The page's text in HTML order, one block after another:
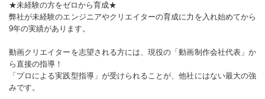
★未経験の方をゼロから育成★
弊社が未経験のエンジニアやクリエイターの育成に力を入れ始めてから
9年の実績があります。
動画クリエイターを志望される方には、現役の「動画制作会社代表」か
ら直接の指導！
「プロによる実践型指導」が受けられることが、他社にはない最大の強
みです。